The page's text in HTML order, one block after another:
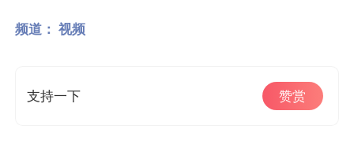
频道： 视频
支持一下 赞赏